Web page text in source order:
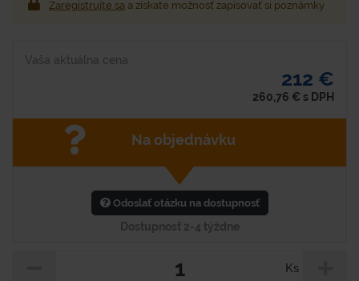
Zaregistrujte sa a získate možnosť zapisovať si poznámky
Vaša aktuálna cena
212 €
260,76 € s DPH
Na objednávku
Odoslať otázku na dostupnosť
Dostupnosť 2-4 týždne
Ks